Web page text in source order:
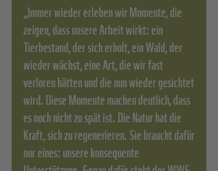
„Immer wieder erleben wir Momente, die
zeigen, dass unsere Arbeit wirkt: ein
Tierbestand, der sich erholt, ein Wald, der
wieder wächst, eine Art, die wir fast
verloren hätten und die nun wieder gesichtet
wird. Diese Momente machen deutlich, dass
es noch nicht zu spät ist. Die Natur hat die
Kraft, sich zu regenerieren. Sie braucht dafür
nur eines: unsere konsequente